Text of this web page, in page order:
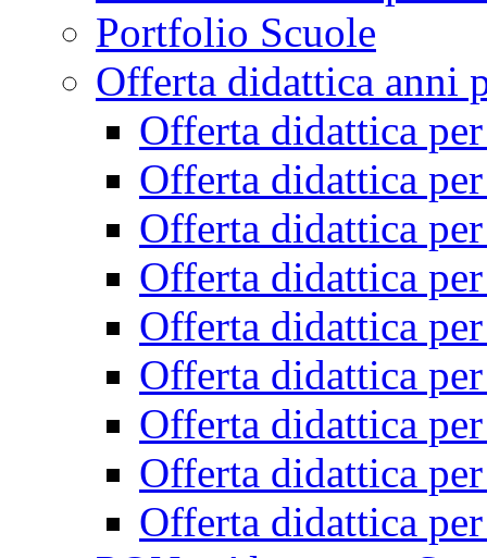
Portfolio Scuole
Offerta didattica anni
Offerta didattica
Offerta didattica
Offerta didattica
Offerta didattica
Offerta didattica
Offerta didattica
Offerta didattica
Offerta didattica
Offerta didattica